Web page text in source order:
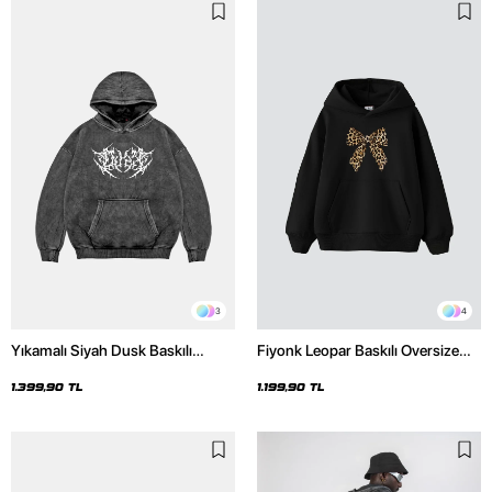
3
Yıkamalı Siyah Dusk Baskılı
1.399,90 TL
4
Fiyonk Leopar Baskılı Oversize
1.199,90 TL